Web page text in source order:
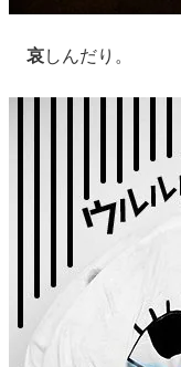
哀しんだり。